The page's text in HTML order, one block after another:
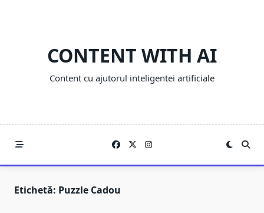
CONTENT WITH AI
Content cu ajutorul inteligentei artificiale
Etichetă: Puzzle Cadou